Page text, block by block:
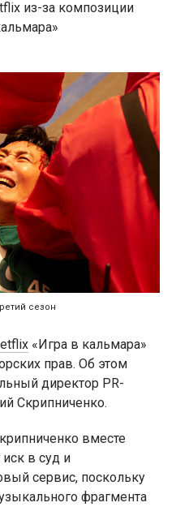
из-за композиции
сезон
«Игра в кальмара»
прав. Об этом
директор PR-
Скрипниченко.
вместе
в суд и
сервис, поскольку
фрагмента